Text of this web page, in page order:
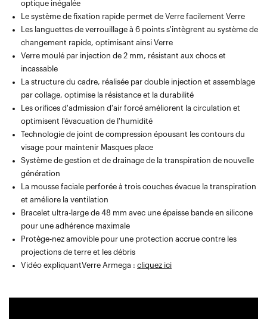
optique inégalée
Le système de fixation rapide permet de Verre facilement Verre
Les languettes de verrouillage à 6 points s'intègrent au système de
changement rapide, optimisant ainsi Verre
Verre moulé par injection de 2 mm, résistant aux chocs et
incassable
La structure du cadre, réalisée par double injection et assemblage
par collage, optimise la résistance et la durabilité
Les orifices d'admission d'air forcé améliorent la circulation et
optimisent l'évacuation de l'humidité
Technologie de joint de compression épousant les contours du
visage pour maintenir Masques place
Système de gestion et de drainage de la transpiration de nouvelle
génération
La mousse faciale perforée à trois couches évacue la transpiration
et améliore la ventilation
Bracelet ultra-large de 48 mm avec une épaisse bande en silicone
pour une adhérence maximale
Protège-nez amovible pour une protection accrue contre les
projections de terre et les débris
Vidéo expliquantVerre Armega : cliquez ici